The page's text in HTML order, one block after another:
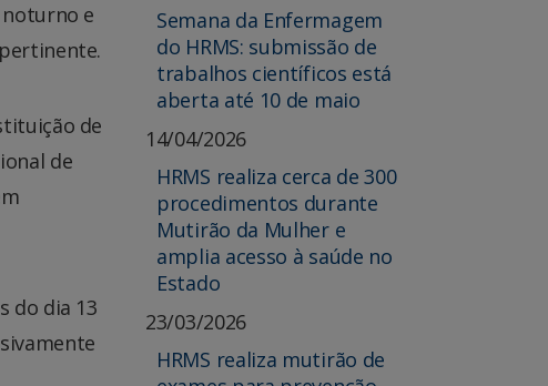
noturno e
de
de
do dia 13
Semana da Enfermagem
do HRMS: submissão de
trabalhos científicos está
aberta até 10 de maio
14/04/2026
HRMS realiza cerca de 300
procedimentos durante
Mutirão da Mulher e
amplia acesso à saúde no
Estado
23/03/2026
HRMS realiza mutirão de